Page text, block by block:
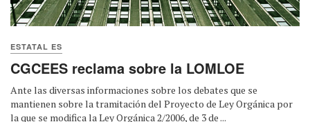
ESTATAL ES
CGCEES reclama sobre la LOMLOE
Ante las diversas informaciones sobre los debates que se
mantienen sobre la tramitación del Proyecto de Ley Orgánica por
la que se modifica la Ley Orgánica 2/2006, de 3 de ...